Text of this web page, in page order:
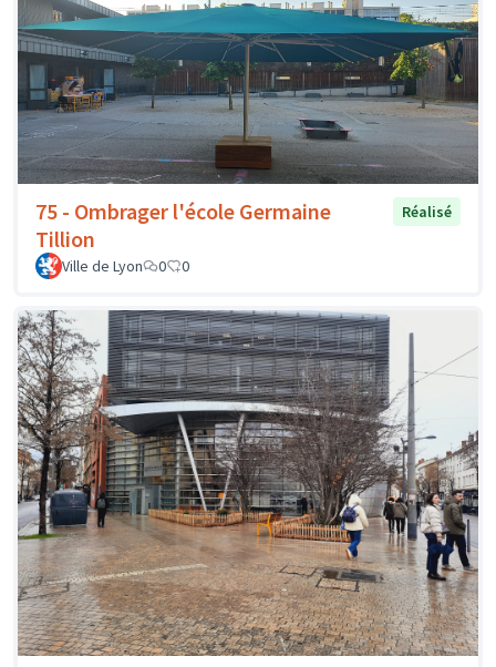
75 - Ombrager l'école Germaine
Tillion
Réalisé
Ville de Lyon 0 0